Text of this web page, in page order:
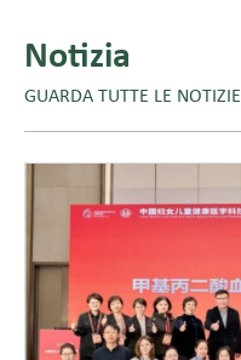
Notizia
GUARDA TUTTE LE NOTIZIE